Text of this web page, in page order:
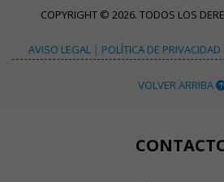
COPYRIGHT © 2026. TODOS LOS
AVISO LEGAL| POLÍTICA DE PRIVACIDAD
VOLVER ARRIBA